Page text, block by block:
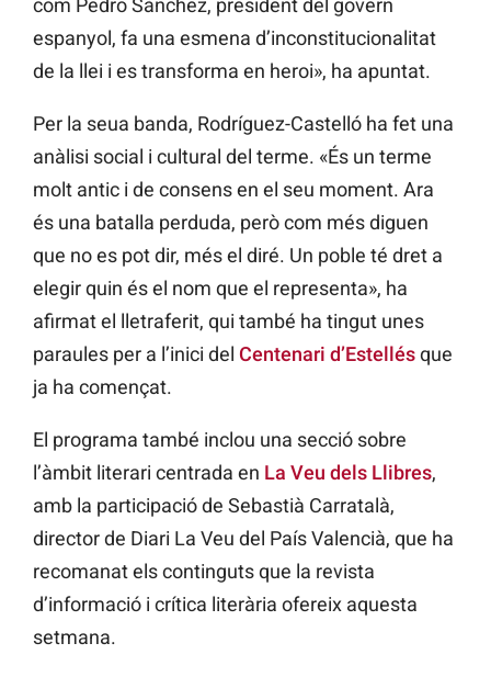
com Pedro Sànchez, president del govern
espanyol, fa una esmena d’inconstitucionalitat
de la llei i es transforma en heroi», ha apuntat.
Per la seua banda, Rodríguez-Castelló ha fet una
anàlisi social i cultural del terme. «És un terme
molt antic i de consens en el seu moment. Ara
és una batalla perduda, però com més diguen
que no es pot dir, més el diré. Un poble té dret a
elegir quin és el nom que el representa», ha
afirmat el lletraferit, qui també ha tingut unes
paraules per a l’inici del Centenari d’Estellésque
ja ha començat.
El programa també inclou una secció sobre
l’àmbit literari centrada en La Veu dels Llibres,
amb la participació de Sebastià Carratalà,
director de Diari La Veu del País Valencià, que ha
recomanat els continguts que la revista
d’informació i crítica literària ofereix aquesta
setmana.